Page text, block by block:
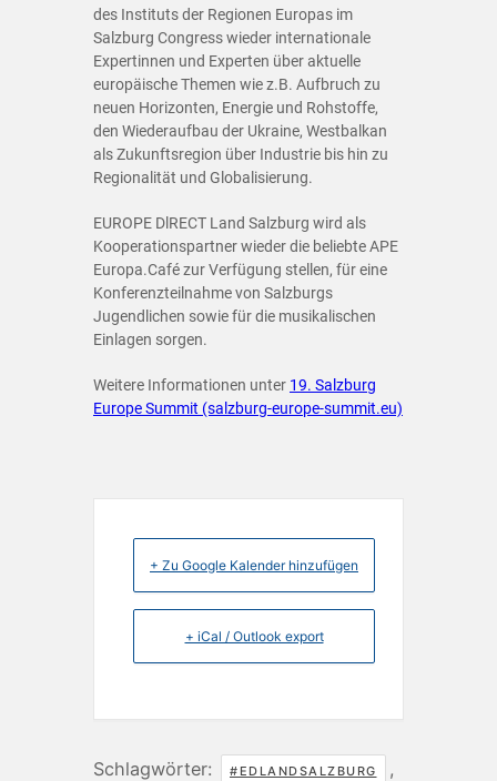
des Instituts der Regionen Europas im
Salzburg Congress wieder internationale
Expertinnen und Experten über aktuelle
europäische Themen wie z.B. Aufbruch zu
neuen Horizonten, Energie und Rohstoffe,
den Wiederaufbau der Ukraine, Westbalkan
als Zukunftsregion über Industrie bis hin zu
Regionalität und Globalisierung.
EUROPE DlRECT Land Salzburg wird als
Kooperationspartner wieder die beliebte APE
Europa.Café zur Verfügung stellen, für eine
Konferenzteilnahme von Salzburgs
Jugendlichen sowie für die musikalischen
Einlagen sorgen.
Weitere Informationen unter 19. Salzburg
Europe Summit (salzburg-europe-summit.eu)
+ Zu Google Kalender hinzufügen
+ iCal / Outlook export
Schlagwörter: #EDLANDSALZBURG ,